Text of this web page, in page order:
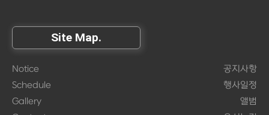
Site Map.
Notice
공지사항
Schedule
행사일정
Gallery
앨범